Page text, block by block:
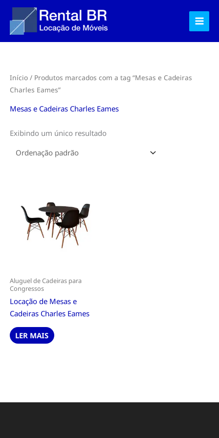
para
conteúdo
Início / Produtos marcados com a tag “Mesas e Cadeiras
Charles Eames”
Mesas e Cadeiras Charles Eames
Exibindo um único resultado
Aluguel de Cadeiras para
Congressos
Locação de Mesas e
Cadeiras Charles Eames
LER MAIS